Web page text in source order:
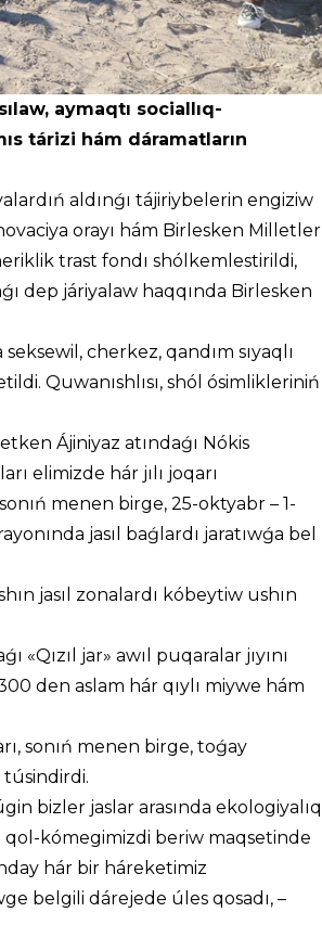
aymaqtı sociallıq-
tárizi hám dáramatların
aldınǵı tájiriybelerin engiziw
orayı hám Birlesken Milletler
trast fondı shólkemlestirildi,
dep járiyalaw haqqında Birlesken
cherkez, qandım sıyaqlı
Quwanıshlısı, shól ósimlikleriniń
Ájiniyaz atındaǵı Nókis
elimizde hár jılı joqarı
menen birge, 25-oktyabr – 1-
jasıl baǵlardı jaratıwǵa bel
jasıl zonalardı kóbeytiw ushın
jar» awıl puqaralar jıyını
den aslam hár qıylı miywe hám
sonıń menen birge, toǵay
túsindirdi.
bizler jaslar arasında ekologiyalıq
qol-kómegimizdi beriw maqsetinde
hár bir háreketimiz
belgili dárejede úles qosadı, –